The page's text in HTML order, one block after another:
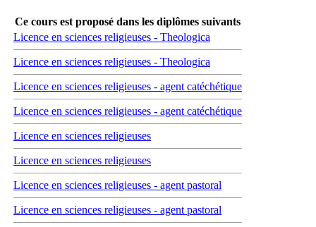
Ce cours est proposé dans les diplômes suivants
Licence en sciences religieuses - Theologica
Licence en sciences religieuses - Theologica
Licence en sciences religieuses - agent catéchétique
Licence en sciences religieuses - agent catéchétique
Licence en sciences religieuses
Licence en sciences religieuses
Licence en sciences religieuses - agent pastoral
Licence en sciences religieuses - agent pastoral